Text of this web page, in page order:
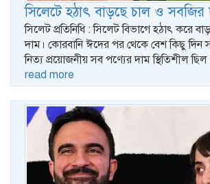
সিলেটে হঠাৎ বাড়ছে চাল ও সবজির
সিলেট প্রতিনিধি : সিলেট বিভাগে হঠাৎ করে
দাম। কোরবানি ঈদের পর থেকে বেশ কিছু দিন
নিত্য প্রয়োজনীয় সব পণ্যের দাম স্থিতিশীল
read more